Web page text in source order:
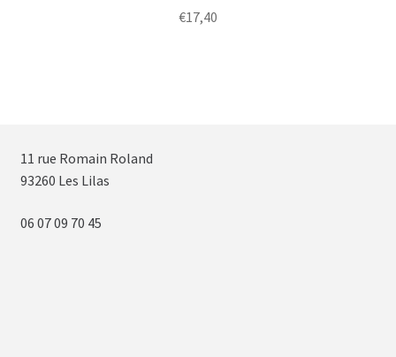
€17,40
11 rue Romain Roland
93260 Les Lilas
06 07 09 70 45